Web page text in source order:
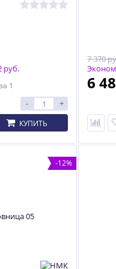
руб.
за 1
- +
КУПИТЬ
7 370
6
-12%